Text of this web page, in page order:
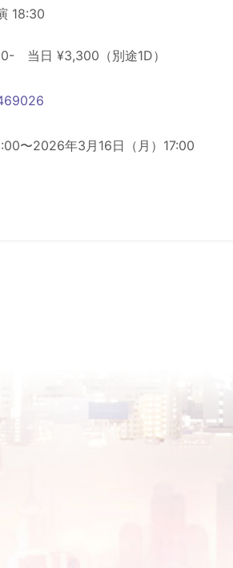
18:30
当日 ¥3,300（別途1D）
〜2026年3月16日（月）17:00